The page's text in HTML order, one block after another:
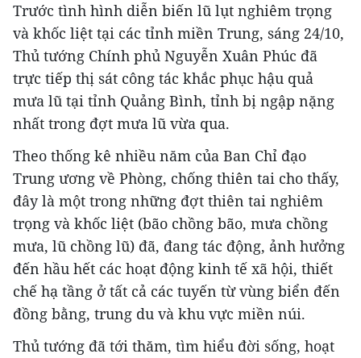
Trước tình hình diễn biến lũ lụt nghiêm trọng
và khốc liệt tại các tỉnh miền Trung, sáng 24/10,
Thủ tướng Chính phủ Nguyễn Xuân Phúc đã
trực tiếp thị sát công tác khắc phục hậu quả
mưa lũ tại tỉnh Quảng Bình, tỉnh bị ngập nặng
nhất trong đợt mưa lũ vừa qua.
Theo thống kê nhiều năm của Ban Chỉ đạo
Trung ương về Phòng, chống thiên tai cho thấy,
đây là một trong những đợt thiên tai nghiêm
trọng và khốc liệt (bão chồng bão, mưa chồng
mưa, lũ chồng lũ) đã, đang tác động, ảnh hưởng
đến hầu hết các hoạt động kinh tế xã hội, thiết
chế hạ tầng ở tất cả các tuyến từ vùng biển đến
đồng bằng, trung du và khu vực miền núi.
Thủ tướng đã tới thăm, tìm hiểu đời sống, hoạt